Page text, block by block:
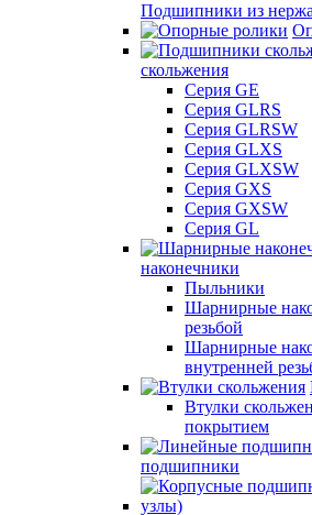
Подшипники из
скольжения
Серия GE
Серия GLRS
Серия GLRSW
Серия GLXS
Серия GLXSW
Серия GXS
Серия GXSW
Серия GL
наконечники
Пыльники
Шарнирные
резьбой
Шарнирные
внутренней
Втулки
покрытием
подшипники